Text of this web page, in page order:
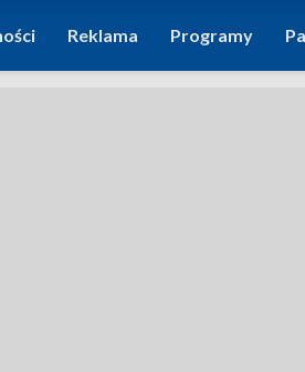
Reklama Programy